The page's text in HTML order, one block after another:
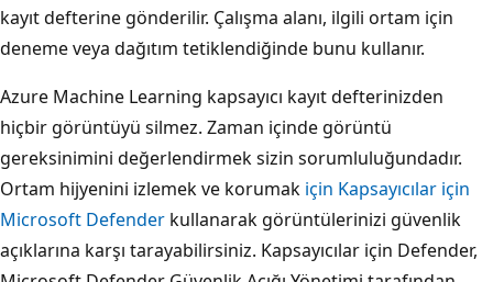
kayıt defterine gönderilir. Çalışma alanı, ilgili ortam için
deneme veya dağıtım tetiklendiğinde bunu kullanır.
Azure Machine Learning kapsayıcı kayıt defterinizden
hiçbir görüntüyü silmez. Zaman içinde görüntü
gereksinimini değerlendirmek sizin sorumluluğundadır.
Ortam hijyenini izlemek ve korumak için Kapsayıcılar için
Microsoft Defender kullanarak görüntülerinizi güvenlik
açıklarına karşı tarayabilirsiniz. Kapsayıcılar için Defender,